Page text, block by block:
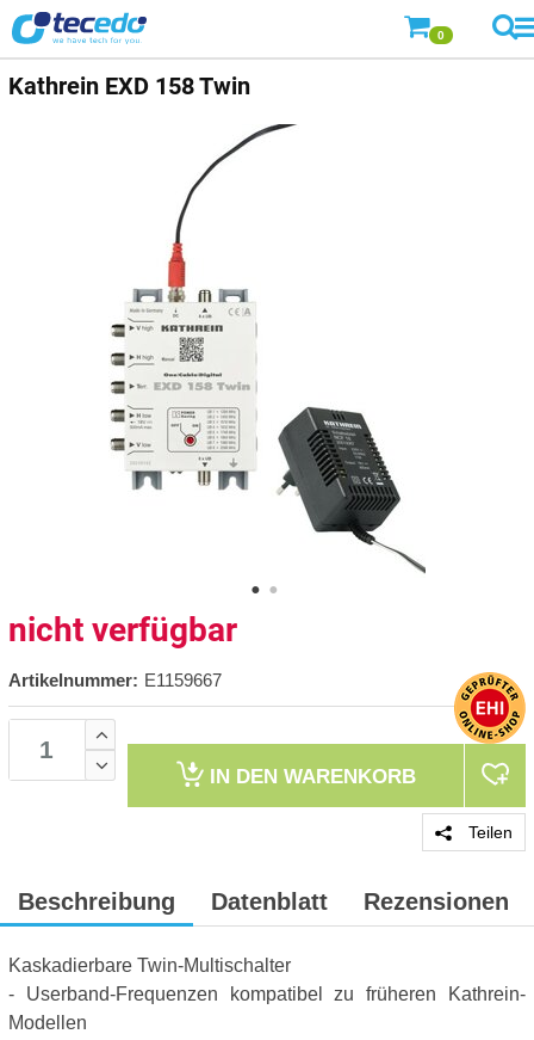
0
Kathrein EXD 158 Twin
nicht verfügbar
Artikelnummer: E1159667
IN DEN WARENKORB
Teilen
Beschreibung Datenblatt Rezensionen
Kaskadierbare Twin-Multischalter
- Userband-Frequenzen kompatibel zu früheren Kathrein-
Modellen